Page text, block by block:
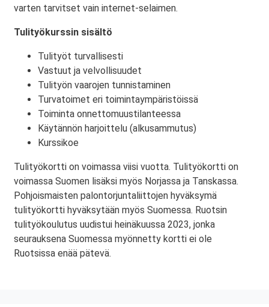
varten tarvitset vain internet-selaimen.
Tulityökurssin sisältö
Tulityöt turvallisesti
Vastuut ja velvollisuudet
Tulityön vaarojen tunnistaminen
Turvatoimet eri toimintaympäristöissä
Toiminta onnettomuustilanteessa
Käytännön harjoittelu (alkusammutus)
Kurssikoe
Tulityökortti on voimassa viisi vuotta. Tulityökortti on
voimassa Suomen lisäksi myös Norjassa ja Tanskassa.
Pohjoismaisten palontorjuntaliittojen hyväksymä
tulityökortti hyväksytään myös Suomessa. Ruotsin
tulityökoulutus uudistui heinäkuussa 2023, jonka
seurauksena Suomessa myönnetty kortti ei ole
Ruotsissa enää pätevä.